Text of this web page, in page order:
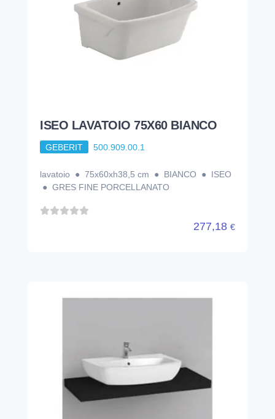
ISEO LAVATOIO 75X60 BIANCO
GEBERIT 500.909.00.1
lavatoio ● 75x60xh38,5 cm ● BIANCO ● ISEO
● GRES FINE PORCELLANATO
277,18 €